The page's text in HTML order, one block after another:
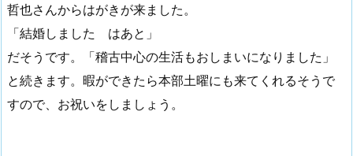
哲也さんからはがきが来ました。
「結婚しました はあと」
だそうです。「稽古中心の生活もおしまいになりました」
と続きます。暇ができたら本部土曜にも来てくれるそうで
すので、お祝いをしましょう。